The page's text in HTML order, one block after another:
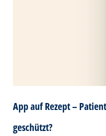
App auf Rezept –
geschützt?